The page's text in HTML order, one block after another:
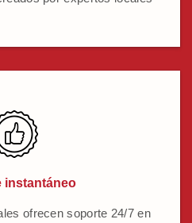
instantáneo
ofrecen soporte 24/7 en